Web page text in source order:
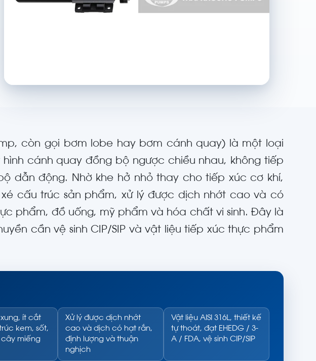
còn gọi bơm lobe hay bơm cánh quay) là một loại
cánh quay đồng bộ ngược chiều nhau, không tiếp
dẫn động. Nhờ khe hở nhỏ thay cho tiếp xúc cơ khí,
cấu trúc sản phẩm, xử lý được dịch nhớt cao và có
phẩm, đồ uống, mỹ phẩm và hóa chất vi sinh. Đây là
cần vệ sinh CIP/SIP và vật liệu tiếp xúc thực phẩm
ít cắt
kem, sốt,
miếng
Xử lý được dịch nhớt
cao và dịch có hạt rắn,
định lượng và thuận
nghịch
Vật liệu AISI 316L, thiết kế
tự thoát, đạt EHEDG / 3-
A / FDA, vệ sinh CIP/SIP